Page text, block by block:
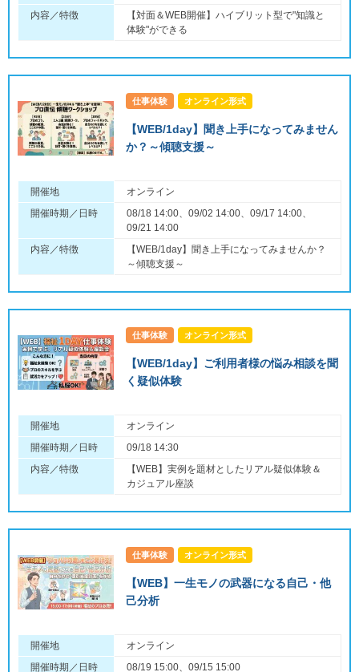
内容／特徴
【対面＆WEB開催】ハイブリット型で"知識と
体験"ができる
仕事体験 オンライン形式
【WEB/1day】聞き上手になってみません
か？～傾聴支援～
開催地
オンライン
開催時期／日時
08/18 14:00、09/02 14:00、09/17 14:00、
09/21 14:00
内容／特徴
【WEB/1day】聞き上手になってみませんか？
～傾聴支援～
仕事体験 オンライン形式
【WEB/1day】ご利用者様の悩み相談を聞
く疑似体験
開催地
オンライン
開催時期／日時
09/18 14:30
内容／特徴
【WEB】実例を題材としたリアル疑似体験＆
カジュアル座談
仕事体験 オンライン形式
【WEB】一生モノの武器になる自己・他
己分析
開催地
オンライン
開催時期／日時
08/19 15:00、09/15 15:00